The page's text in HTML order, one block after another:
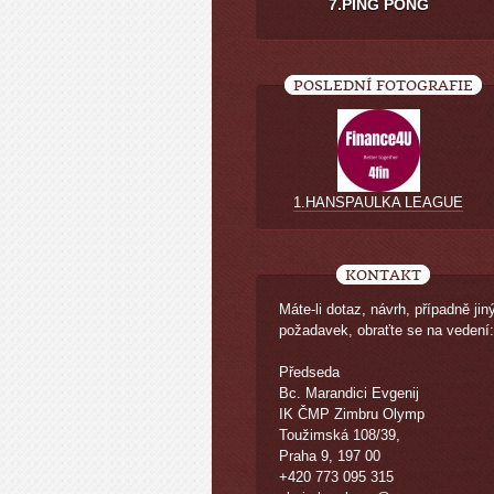
7.PING PONG
POSLEDNÍ FOTOGRAFIE
1.HANSPAULKA LEAGUE
KONTAKT
Máte-li dotaz, návrh, případně
požadavek, obraťte se na vedení:
Předseda
Bc. Marandici Evgenij
IK ČMP Zimbru Olymp
Toužimská 108/39,
Praha 9, 197 00
+420 773 095 315